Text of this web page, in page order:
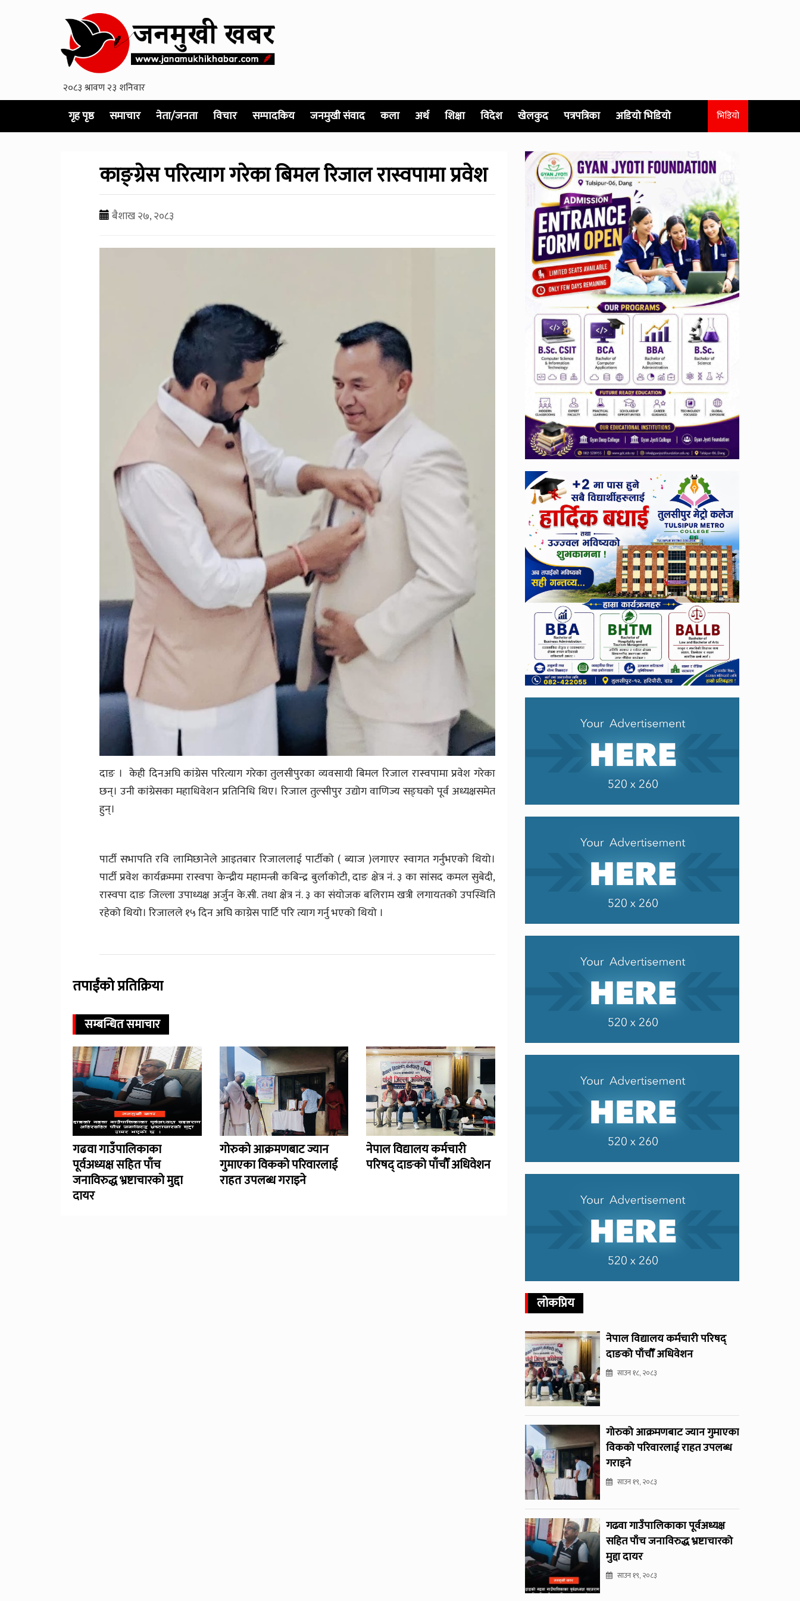
गृह पृष्ठ समाचार नेता/जनता विचार सम्पादकिय जनमुखी संवाद कला अर्थ शिक्षा विदेश खेलकुद पत्रपत्रिका अडियो भिडियो भिडियो
काङ्ग्रेस परित्याग गरेका बिमल रिजाल रास्वपामा प्रवेश
बैशाख २७, २०८३
दाङ । केही दिनअघि कांग्रेस परित्याग गरेका तुलसीपुरका व्यवसायी बिमल रिजाल रास्वपामा प्रवेश गरेका
छन्। उनी कांग्रेसका महाधिवेशन प्रतिनिधि थिए। रिजाल तुल्सीपुर उद्योग वाणिज्य सङ्घको पूर्व अध्यक्षसमेत
हुन्।
पार्टी सभापति रवि लामिछानेले आइतबार रिजाललाई पार्टीको ( ब्याज )लगाएर स्वागत गर्नुभएको थियो।
पार्टी प्रवेश कार्यक्रममा रास्वपा केन्द्रीय महामन्त्री कबिन्द्र बुर्लाकोटी, दाङ क्षेत्र नं. ३ का सांसद कमल सुबेदी,
रास्वपा दाङ जिल्ला उपाध्यक्ष अर्जुन के.सी. तथा क्षेत्र नं. ३ का संयोजक बलिराम खत्री लगायतको उपस्थिति
रहेको थियो। रिजालले १५ दिन अघि काग्रेस पार्टि परि त्याग गर्नु भएको थियो ।
तपाईंको प्रतिक्रिया
सम्बन्धित समाचार
गढवा गाउँपालिकाका
पूर्वअध्यक्ष सहित पाँच
जनाविरुद्ध भ्रष्टाचारको मुद्दा
दायर
गोरुको आक्रमणबाट ज्यान
गुमाएका विकको परिवारलाई
राहत उपलब्ध गराइने
नेपाल विद्यालय कर्मचारी
परिषद् दाङको पाँचौँ अधिवेशन
लोकप्रिय
नेपाल विद्यालय कर्मचारी परिषद्
दाङको पाँचौँ अधिवेशन
साउन १८, २०८३
गोरुको आक्रमणबाट ज्यान गुमाएका
विकको परिवारलाई राहत उपलब्ध
गराइने
साउन १९, २०८३
गढवा गाउँपालिकाका पूर्वअध्यक्ष
सहित पाँच जनाविरुद्ध भ्रष्टाचारको
मुद्दा दायर
साउन १९, २०८३